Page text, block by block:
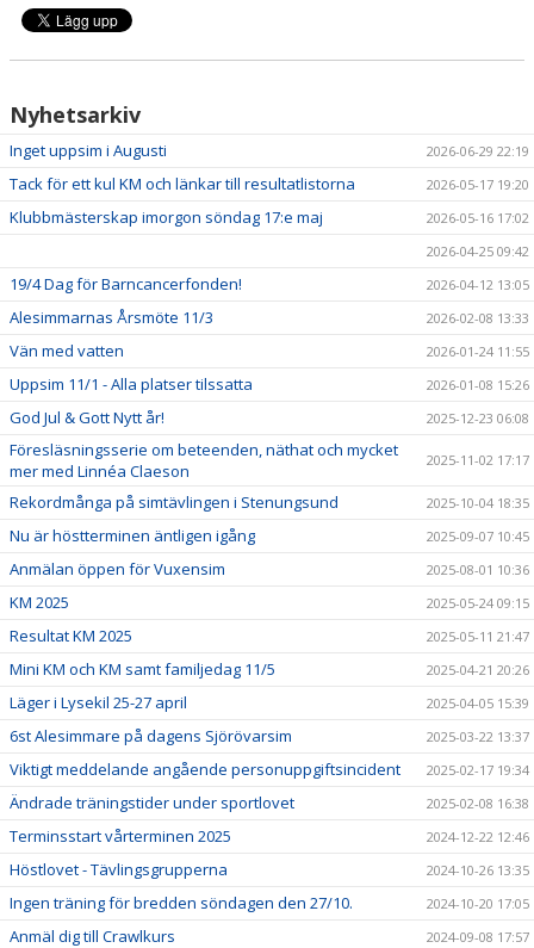
Nyhetsarkiv
Inget uppsim i Augusti 2026-06-29 22:19
Tack för ett kul KM och länkar till resultatlistorna 2026-05-17 19:20
Klubbmästerskap imorgon söndag 17:e maj
2026-05-16 17:02
2026-04-25 09:42
19/4 Dag för Barncancerfonden! 2026-04-12 13:05
Alesimmarnas Årsmöte 11/3 2026-02-08 13:33
Vän med vatten 2026-01-24 11:55
Uppsim 11/1 - Alla platser tilssatta 2026-01-08 15:26
God Jul & Gott Nytt år! 2025-12-23 06:08
Föresläsningsserie om beteenden, näthat och mycket
mer med Linnéa Claeson
2025-11-02 17:17
Rekordmånga på simtävlingen i Stenungsund 2025-10-04 18:35
Nu är höstterminen äntligen igång 2025-09-07 10:45
Anmälan öppen för Vuxensim 2025-08-01 10:36
KM 2025 2025-05-24 09:15
Resultat KM 2025 2025-05-11 21:47
Mini KM och KM samt familjedag 11/5 2025-04-21 20:26
Läger i Lysekil 25-27 april 2025-04-05 15:39
6st Alesimmare på dagens Sjörövarsim 2025-03-22 13:37
Viktigt meddelande angående personuppgiftsincident 2025-02-17 19:34
Ändrade träningstider under sportlovet 2025-02-08 16:38
Terminsstart vårterminen 2025 2024-12-22 12:46
Höstlovet - Tävlingsgrupperna 2024-10-26 13:35
Ingen träning för bredden söndagen den 27/10. 2024-10-20 17:05
Anmäl dig till Crawlkurs 2024-09-08 17:57